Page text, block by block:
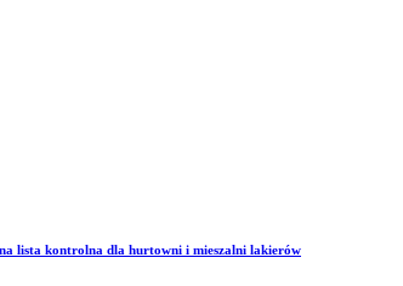
lista kontrolna dla hurtowni i mieszalni lakierów